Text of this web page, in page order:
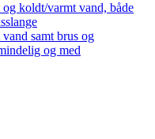
koldt/varmt vand, både
samt brus og
og med